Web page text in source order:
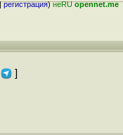
регистрация)неRUopennet.me
]